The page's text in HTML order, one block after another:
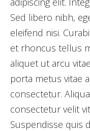
Sed libero nibh,
eleifend nisi.
et rhoncus tellus
aliquet ut arcu
porta metus vitae
consectetur.
consectetur velit
Suspendisse quis